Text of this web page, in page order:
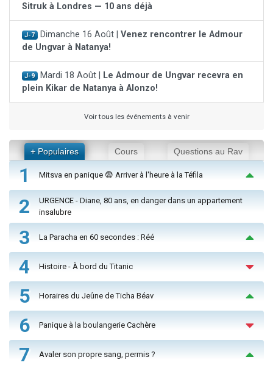
Sitruk à Londres — 10 ans déjà
J-7 Dimanche 16 Août | Venez rencontrer le Admour
de Ungvar à Natanya!
J-9 Mardi 18 Août |
Le Admour de Ungvar recevra en
plein Kikar de Natanya à Alonzo!
Voir tous les événements à venir
+ Populaires Cours Questions au Rav
1 Mitsva en panique 😨 Arriver à l'heure à la Téfila
2
URGENCE - Diane, 80 ans, en danger dans un appartement
insalubre
3 La Paracha en 60 secondes : Réé
4 Histoire - À bord du Titanic
5 Horaires du Jeûne de Ticha Béav
6 Panique à la boulangerie Cachère
7 Avaler son propre sang, permis ?